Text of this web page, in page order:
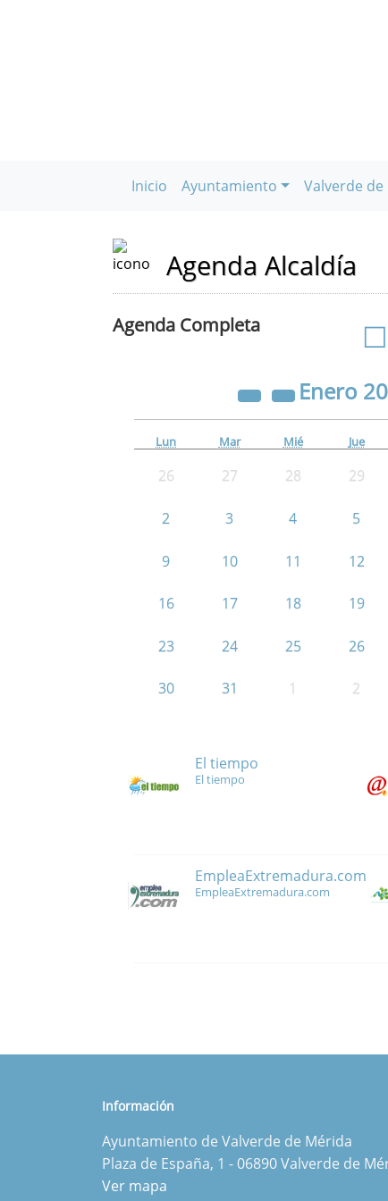
Inicio Ayuntamiento Valverde
Agenda Alcaldía
Agenda Completa ☐
Enero
Lun Mar Mié Jue
26 27 28 29
2 3 4 5
9 10 11 12
16 17 18 19
23 24 25 26
30 31 1 2
El tiempo
El tiempo
EmpleaExtremadura.com
EmpleaExtremadura.com
Información
Ayuntamiento de Valverde de Mérida
Plaza de España, 1 - 06890 Valverde de
Ver mapa